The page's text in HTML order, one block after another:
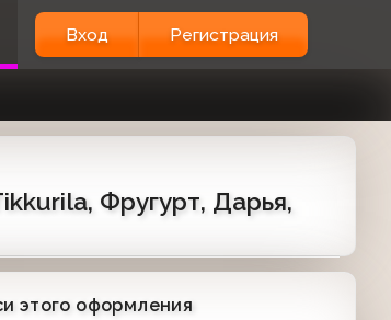
Вход Регистрация
Фругурт, Дарья,
этого оформления